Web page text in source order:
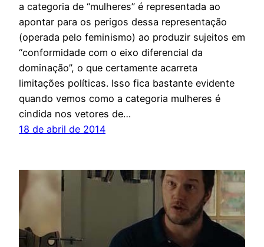
a categoria de “mulheres” é representada ao
apontar para os perigos dessa representação
(operada pelo feminismo) ao produzir sujeitos em
“conformidade com o eixo diferencial da
dominação”, o que certamente acarreta
limitações políticas. Isso fica bastante evidente
quando vemos como a categoria mulheres é
cindida nos vetores de…
18 de abril de 2014